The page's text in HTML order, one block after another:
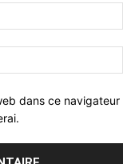
dans ce navigateur